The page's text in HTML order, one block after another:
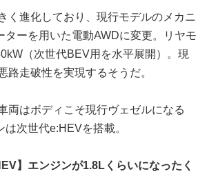
く進化しており、現行モデルのメカニ
ターを用いた電動AWDに変更。リヤモ
（次世代BEV用を水平展開）。現
路走破性を実現するそうだ。
はボディこそ現行ヴェゼルになる
次世代e:HEVを搭載。
】エンジンが1.8Lくらいになったく